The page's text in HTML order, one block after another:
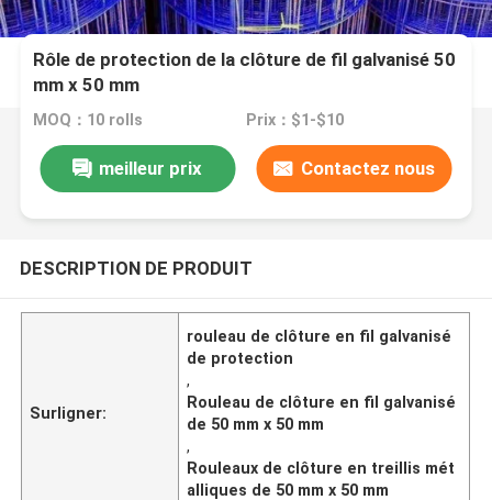
Rôle de protection de la clôture de fil galvanisé 50
mm x 50 mm
MOQ：10 rolls Prix：$1-$10
meilleur prix Contactez nous
DESCRIPTION DE PRODUIT
Surligner:
rouleau de clôture en fil galvanisé
de protection
,
Rouleau de clôture en fil galvanisé
de 50 mm x 50 mm
,
Rouleaux de clôture en treillis mét
alliques de 50 mm x 50 mm